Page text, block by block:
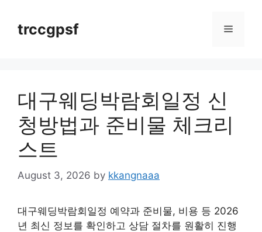
contenttrccgpsf Menu
대구웨딩박람회일정 신
청방법과 준비물 체크리
스트
August 3, 2026 by kkangnaaa
대구웨딩박람회일정 예약과 준비물, 비용 등 2026
년 최신 정보를 확인하고 상담 절차를 원활히 진행